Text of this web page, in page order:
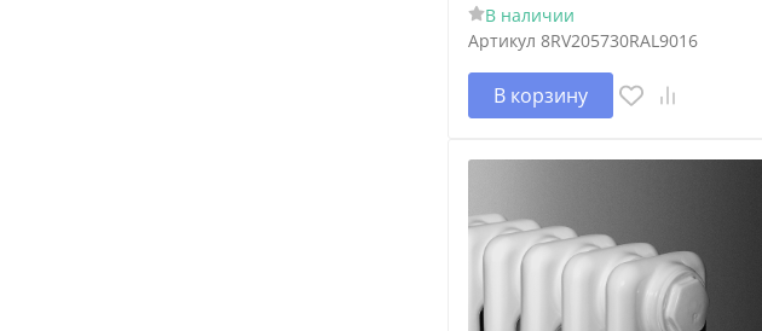
В наличии
Артикул 8RV205730RAL9016
В корзину